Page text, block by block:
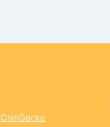
CoinGecko